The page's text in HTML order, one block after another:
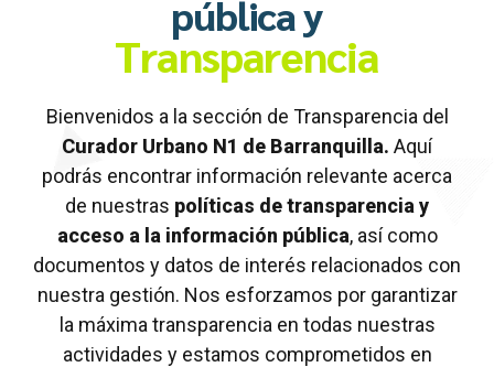
pública y
Transparencia
Bienvenidos a la sección de Transparencia del
Curador Urbano N1 de Barranquilla. Aquí
podrás encontrar información relevante acerca
de nuestras políticas de transparencia y
acceso a la información pública, así como
documentos y datos de interés relacionados con
nuestra gestión. Nos esforzamos por garantizar
la máxima transparencia en todas nuestras
actividades y estamos comprometidos en